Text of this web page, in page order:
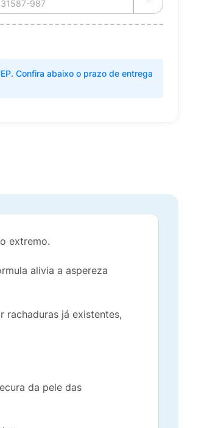
Confira abaixo o prazo de entrega
extremo.
alivia a aspereza
rachaduras já existentes,
da pele das